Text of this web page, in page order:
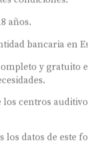
años.
bancaria en
y gratuito
centros
los datos de